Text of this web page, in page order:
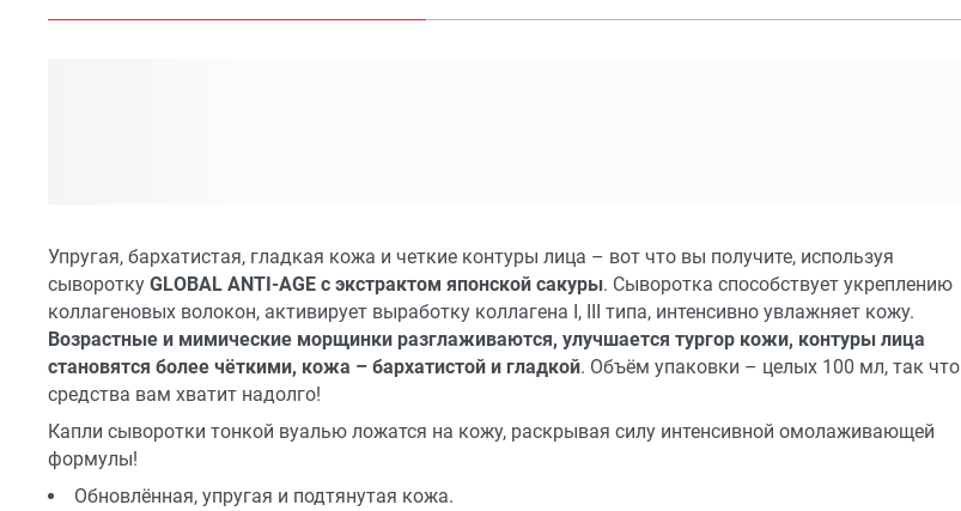
Упругая, бархатистая, гладкая кожа и четкие контуры лица – вот что вы получите, используя
сыворотку GLOBAL ANTI-AGE с экстрактом японской сакуры. Сыворотка способствует укреплению
коллагеновых волокон, активирует выработку коллагена I, III типа, интенсивно увлажняет кожу.
Возрастные и мимические морщинки разглаживаются, улучшается тургор кожи, контуры лица
становятся более чёткими, кожа – бархатистой и гладкой. Объём упаковки – целых 100 мл, так что
средства вам хватит надолго!
Капли сыворотки тонкой вуалью ложатся на кожу, раскрывая силу интенсивной омолаживающей
формулы!
Обновлённая, упругая и подтянутая кожа.